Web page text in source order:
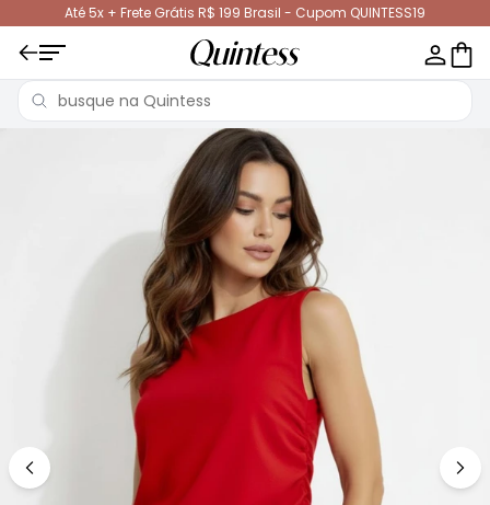
Até 5x + Frete Grátis R$ 199 Brasil - Cupom QUINTESS19